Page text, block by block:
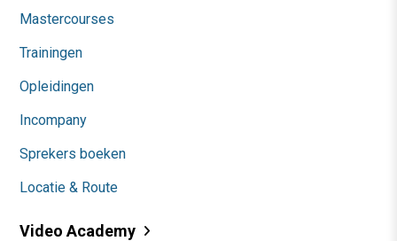
Mastercourses
Trainingen
Opleidingen
Incompany
Sprekers boeken
Locatie & Route
Video Academy